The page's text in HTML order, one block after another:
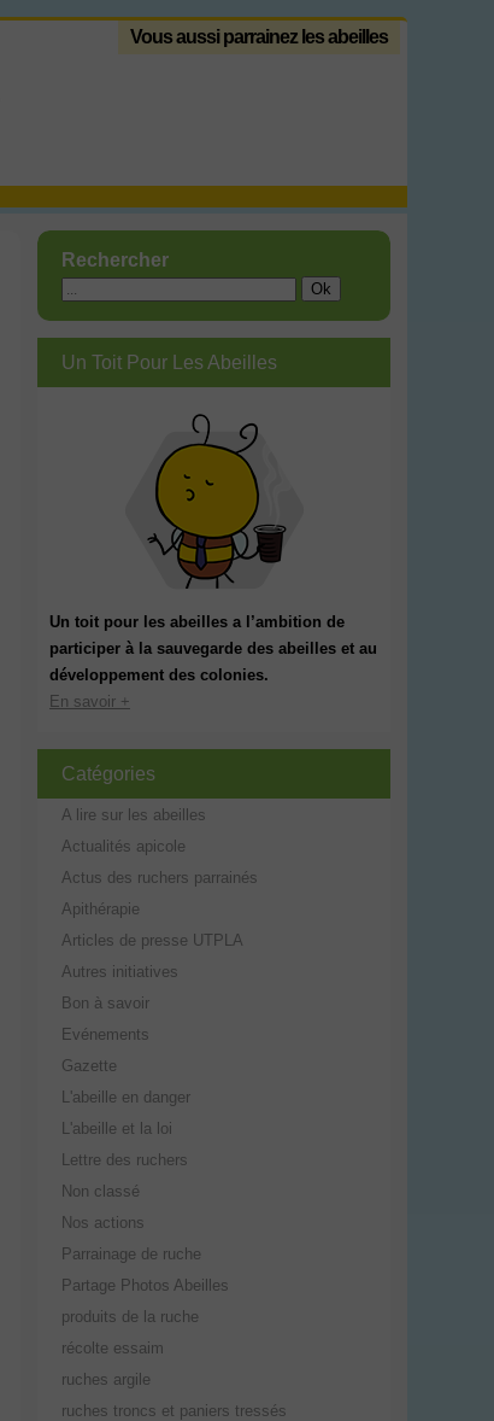
Vous aussi parrainez les abeilles
Rechercher
Un Toit Pour Les Abeilles
Un toit pour les abeilles a l’ambition de
participer à la sauvegarde des abeilles et au
développement des colonies.
En savoir +
Catégories
A lire sur les abeilles
Actualités apicole
Actus des ruchers parrainés
Apithérapie
Articles de presse UTPLA
Autres initiatives
Bon à savoir
Evénements
Gazette
L'abeille en danger
L'abeille et la loi
Lettre des ruchers
Non classé
Nos actions
Parrainage de ruche
Partage Photos Abeilles
produits de la ruche
récolte essaim
ruches argile
ruches troncs et paniers tressés